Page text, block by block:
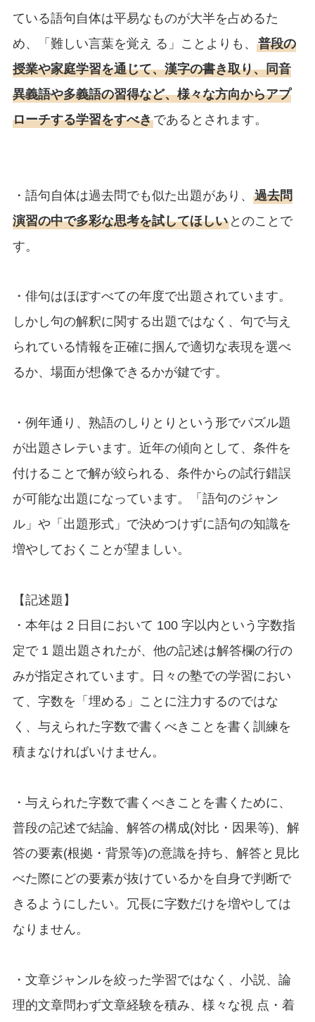
ている語句自体は平易なものが大半を占めるた
め、「難しい言葉を覚え る」ことよりも、 普段の
授業や家庭学習を通じて、漢字の書き取り、同音
異義語や多義語の習得など、様々な方向からアプ
ローチする学習をすべきであるとされます。
・語句自体は過去問でも似た出題があり、 過去問
演習の中で多彩な思考を試してほしいとのことで
す。
・俳句はほぼすべての年度で出題されています。
しかし句の解釈に関する出題ではなく、句で与え
られている情報を正確に掴んで適切な表現を選べ
るか、場面が想像できるかが鍵です。
・例年通り、熟語のしりとりという形でパズル題
が出題さレテいます。近年の傾向として、条件を
付けることで解が絞られる、条件からの試行錯誤
が可能な出題になっています。「語句のジャン
ル」や「出題形式」で決めつけずに語句の知識を
増やしておくことが望ましい。
【記述題】
・本年は 2 日目において 100 字以内という字数指
定で 1 題出題されたが、他の記述は解答欄の行の
みが指定されています。日々の塾での学習におい
て、字数を「埋める」ことに注力するのではな
く、与えられた字数で書くべきことを書く訓練を
積まなければいけません。
・与えられた字数で書くべきことを書くために、
普段の記述で結論、解答の構成(対比・因果等)、解
答の要素(根拠・背景等)の意識を持ち、解答と見比
べた際にどの要素が抜けているかを自身で判断で
きるようにしたい。冗長に字数だけを増やしては
なりません。
・文章ジャンルを絞った学習ではなく、小説、論
理的文章問わず文章経験を積み、様々な視 点・着